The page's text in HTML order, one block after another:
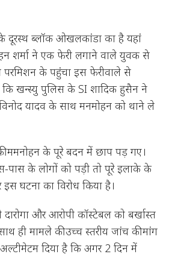
दूरस्थ ब्लॉक ओखलकांडा का है यहां
शर्मा ने एक फेरी लगाने वाले युवक से
परमिशन के पहुंचा इस फेरीवाले से
कि खन्स्यु पुलिस के SI शादिक हुसैन ने
यादव के साथ मनमोहन को थाने ले
ममनोहन के पूरे बदन में छाप पड़ गए।
पास के लोगों को पड़ी तो पूरे इलाके के
घटना का विरोध किया है।
दारोगा और आरोपी कॉस्टेबल को बर्खास्त
ही मामले की उच्च स्तरीय जांच की मांग
अल्टीमेटम दिया है कि अगर 2 दिन में